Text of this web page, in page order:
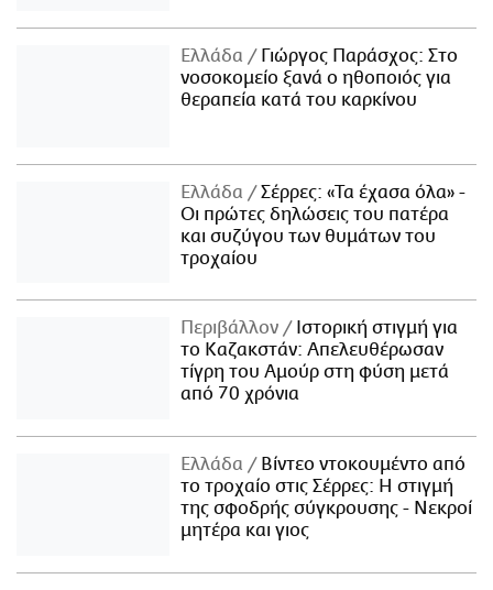
Ελλάδα
Γιώργος Παράσχος: Στο
νοσοκομείο ξανά ο ηθοποιός για
θεραπεία κατά του καρκίνου
Ελλάδα
Σέρρες: «Τα έχασα όλα» -
Οι πρώτες δηλώσεις του πατέρα
και συζύγου των θυμάτων του
τροχαίου
Περιβάλλον
Ιστορική στιγμή για
το Καζακστάν: Απελευθέρωσαν
τίγρη του Αμούρ στη φύση μετά
από 70 χρόνια
Ελλάδα
Βίντεο ντοκουμέντο από
το τροχαίο στις Σέρρες: Η στιγμή
της σφοδρής σύγκρουσης - Νεκροί
μητέρα και γιος